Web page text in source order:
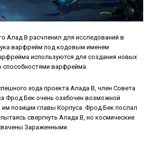
Алад В расчленил для исследований в
варфрейм под кодовым именем
используются для создания новых
способностями варфрейма.
хода проекта Алада В, член Совета
Фрод Бек очень озабочен возможной
позиции главы Корпуса. Фрод Бек послал
свергнуть Алада В, но космические
Зараженными.